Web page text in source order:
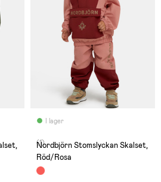
I lager
(1)
Nordbjörn Stomslyckan Skalset,
Röd/Rosa